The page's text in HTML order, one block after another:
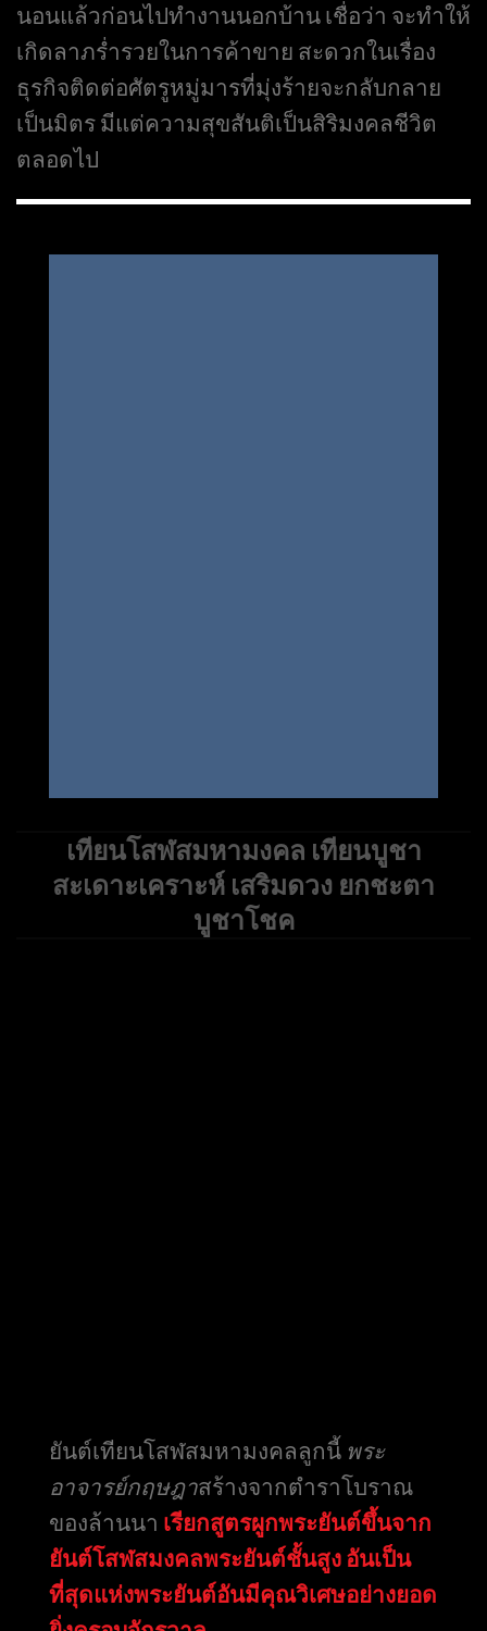
นอนแล้วก่อนไปทำงานนอกบ้าน เชื่อว่า จะทำให้
เกิดลาภร่ำรวยในการค้าขาย สะดวกในเรื่อง
ธุรกิจติดต่อศัตรูหมู่มารที่มุ่งร้ายจะกลับกลาย
เป็นมิตร มีแต่ความสุขสันติเป็นสิริมงคลชีวิต
ตลอดไป
เทียนโสฬสมหามงคล เทียนบูชา
สะเดาะเคราะห์ เสริมดวง ยกชะตา
บูชาโชค
ยันต์เทียนโสฬสมหามงคลลูกนี้ พระ
อาจารย์กฤษฎาสร้างจากตำราโบราณ
ของล้านนา เรียกสูตรผูกพระยันต์ขึ้นจาก
ยันต์โสฬสมงคลพระยันต์ชั้นสูง อันเป็น
ที่สุดแห่งพระยันต์อันมีคุณวิเศษอย่างยอด